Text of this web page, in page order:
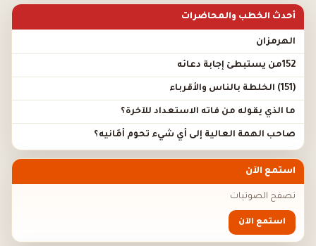
أحدث الخطب والمحاضرات
الهرمزان
152من يستبطئ إجابة دعائه
(151) الخلطة بالناس والأقرباء
ما الذي يقوله من فاته الاستعداد للآخرة؟
صاحب الهمة العالية إلى أي شيء تحوم أَمَانيه؟
استمع الآن
تصفح الصوتيات
استمع الآن